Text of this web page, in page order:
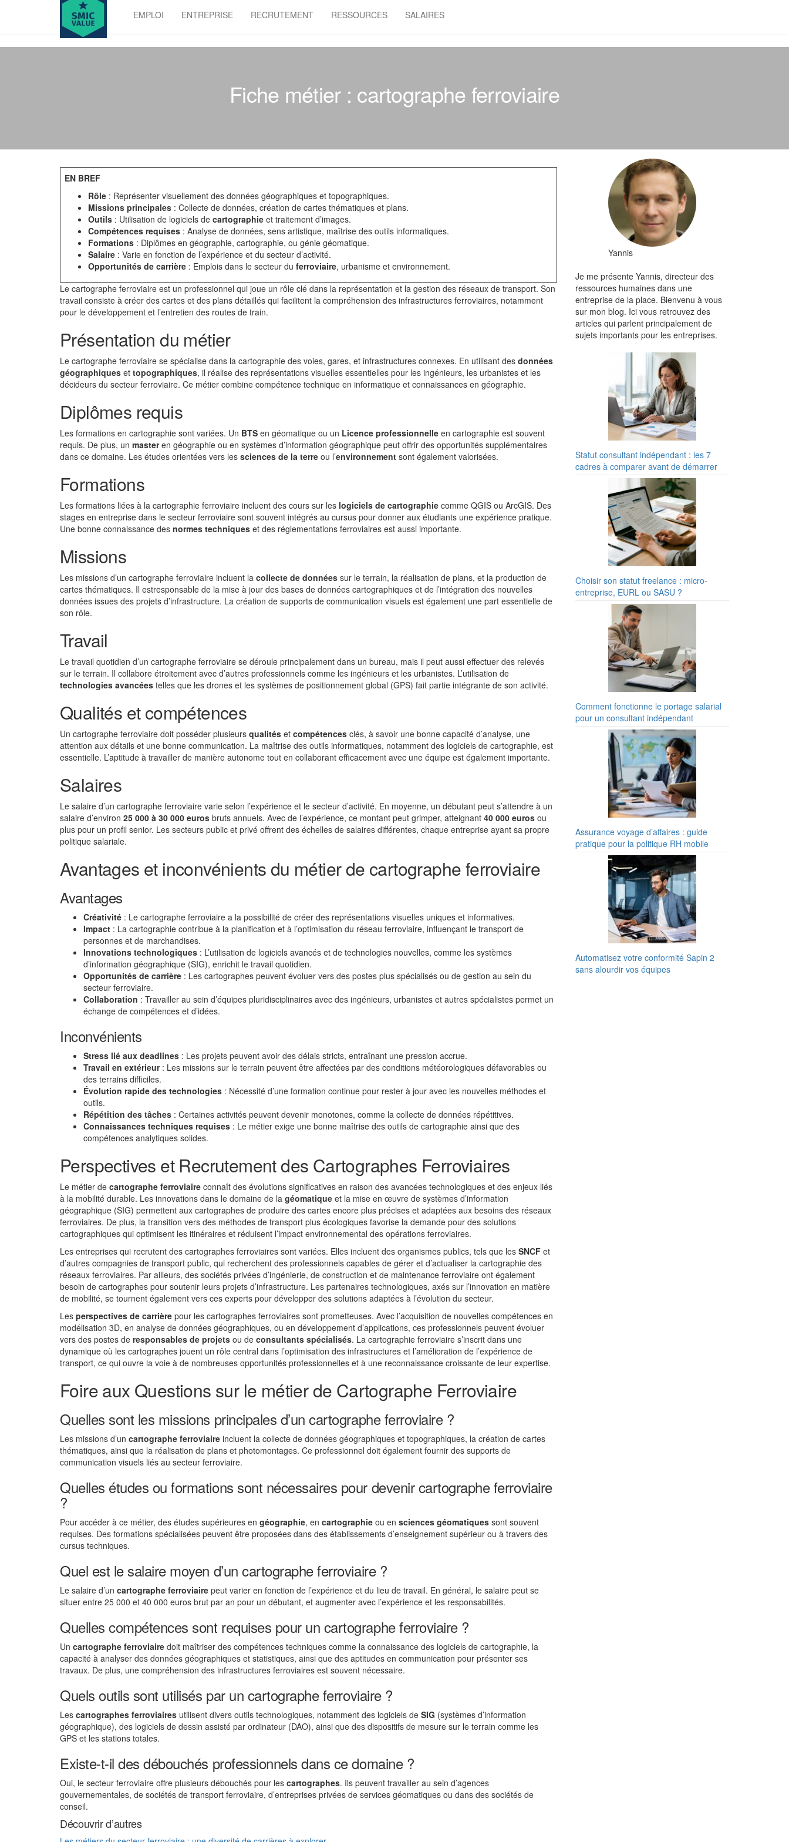
value
EMPLOI ENTREPRISE RECRUTEMENT RESSOURCES SALAIRES
Fiche métier : cartographe ferroviaire
EN BREF
Rôle : Représenter visuellement des données géographiques et topographiques.
Missions principales : Collecte de données, création de cartes thématiques et plans.
Outils : Utilisation de logiciels de cartographie et traitement d’images.
Compétences requises : Analyse de données, sens artistique, maîtrise des outils informatiques.
Formations : Diplômes en géographie, cartographie, ou génie géomatique.
Salaire : Varie en fonction de l’expérience et du secteur d’activité.
Opportunités de carrière : Emplois dans le secteur du ferroviaire, urbanisme et environnement.
Le cartographe ferroviaire est un professionnel qui joue un rôle clé dans la représentation et la gestion des réseaux de transport. Son
travail consiste à créer des cartes et des plans détaillés qui facilitent la compréhension des infrastructures ferroviaires, notamment
pour le développement et l’entretien des routes de train.
Présentation du métier
Le cartographe ferroviaire se spécialise dans la cartographie des voies, gares, et infrastructures connexes. En utilisant des données
géographiques et topographiques, il réalise des représentations visuelles essentielles pour les ingénieurs, les urbanistes et les
décideurs du secteur ferroviaire. Ce métier combine compétence technique en informatique et connaissances en géographie.
Diplômes requis
Les formations en cartographie sont variées. Un BTS en géomatique ou un Licence professionnelle en cartographie est souvent
requis. De plus, un masteren géographie ou en systèmes d’information géographique peut offrir des opportunités supplémentaires
dans ce domaine. Les études orientées vers les sciences de la terre ou l’environnement sont également valorisées.
Formations
Les formations liées à la cartographie ferroviaire incluent des cours sur les logiciels de cartographie comme QGIS ou ArcGIS. Des
stages en entreprise dans le secteur ferroviaire sont souvent intégrés au cursus pour donner aux étudiants une expérience pratique.
Une bonne connaissance des normes techniques et des réglementations ferroviaires est aussi importante.
Missions
Les missions d’un cartographe ferroviaire incluent la collecte de données sur le terrain, la réalisation de plans, et la production de
cartes thématiques. Il estresponsable de la mise à jour des bases de données cartographiques et de l’intégration des nouvelles
données issues des projets d’infrastructure. La création de supports de communication visuels est également une part essentielle de
son rôle.
Travail
Le travail quotidien d’un cartographe ferroviaire se déroule principalement dans un bureau, mais il peut aussi effectuer des relevés
sur le terrain. Il collabore étroitement avec d’autres professionnels comme les ingénieurs et les urbanistes. L’utilisation de
technologies avancées telles que les drones et les systèmes de positionnement global (GPS) fait partie intégrante de son activité.
Qualités et compétences
Un cartographe ferroviaire doit posséder plusieurs qualités et compétences clés, à savoir une bonne capacité d’analyse, une
attention aux détails et une bonne communication. La maîtrise des outils informatiques, notamment des logiciels de cartographie, est
essentielle. L’aptitude à travailler de manière autonome tout en collaborant efficacement avec une équipe est également importante.
Salaires
Le salaire d’un cartographe ferroviaire varie selon l’expérience et le secteur d’activité. En moyenne, un débutant peut s’attendre à un
salaire d’environ 25 000 à 30 000 euros bruts annuels. Avec de l’expérience, ce montant peut grimper, atteignant 40 000 euros ou
plus pour un profil senior. Les secteurs public et privé offrent des échelles de salaires différentes, chaque entreprise ayant sa propre
politique salariale.
Avantages et inconvénients du métier de cartographe ferroviaire
Avantages
Créativité : Le cartographe ferroviaire a la possibilité de créer des représentations visuelles uniques et informatives.
Impact : La cartographie contribue à la planification et à l’optimisation du réseau ferroviaire, influençant le transport de
personnes et de marchandises.
Innovations technologiques : L’utilisation de logiciels avancés et de technologies nouvelles, comme les systèmes
d’information géographique (SIG), enrichit le travail quotidien.
Opportunités de carrière : Les cartographes peuvent évoluer vers des postes plus spécialisés ou de gestion au sein du
secteur ferroviaire.
Collaboration : Travailler au sein d’équipes pluridisciplinaires avec des ingénieurs, urbanistes et autres spécialistes permet un
échange de compétences et d’idées.
Inconvénients
Stress lié aux deadlines : Les projets peuvent avoir des délais stricts, entraînant une pression accrue.
Travail en extérieur: Les missions sur le terrain peuvent être affectées par des conditions météorologiques défavorables ou
des terrains difficiles.
Évolution rapide des technologies : Nécessité d’une formation continue pour rester à jour avec les nouvelles méthodes et
outils.
Répétition des tâches : Certaines activités peuvent devenir monotones, comme la collecte de données répétitives.
Connaissances techniques requises : Le métier exige une bonne maîtrise des outils de cartographie ainsi que des
compétences analytiques solides.
Perspectives et Recrutement des Cartographes Ferroviaires
Le métier de cartographe ferroviaire connaît des évolutions significatives en raison des avancées technologiques et des enjeux liés
à la mobilité durable. Les innovations dans le domaine de la géomatique et la mise en œuvre de systèmes d’information
géographique (SIG) permettent aux cartographes de produire des cartes encore plus précises et adaptées aux besoins des réseaux
ferroviaires. De plus, la transition vers des méthodes de transport plus écologiques favorise la demande pour des solutions
cartographiques qui optimisent les itinéraires et réduisent l’impact environnemental des opérations ferroviaires.
Les entreprises qui recrutent des cartographes ferroviaires sont variées. Elles incluent des organismes publics, tels que les SNCF et
d’autres compagnies de transport public, qui recherchent des professionnels capables de gérer et d’actualiser la cartographie des
réseaux ferroviaires. Par ailleurs, des sociétés privées d’ingénierie, de construction et de maintenance ferroviaire ont également
besoin de cartographes pour soutenir leurs projets d’infrastructure. Les partenaires technologiques, axés sur l’innovation en matière
de mobilité, se tournent également vers ces experts pour développer des solutions adaptées à l’évolution du secteur.
Les perspectives de carrière pour les cartographes ferroviaires sont prometteuses. Avec l’acquisition de nouvelles compétences en
modélisation 3D, en analyse de données géographiques, ou en développement d’applications, ces professionnels peuvent évoluer
vers des postes de responsables de projets ou de consultants spécialisés. La cartographie ferroviaire s’inscrit dans une
dynamique où les cartographes jouent un rôle central dans l’optimisation des infrastructures et l’amélioration de l’expérience de
transport, ce qui ouvre la voie à de nombreuses opportunités professionnelles et à une reconnaissance croissante de leur expertise.
Foire aux Questions sur le métier de Cartographe Ferroviaire
Quelles sont les missions principales d’un cartographe ferroviaire ?
Les missions d’un cartographe ferroviaire incluent la collecte de données géographiques et topographiques, la création de cartes
thématiques, ainsi que la réalisation de plans et photomontages. Ce professionnel doit également fournir des supports de
communication visuels liés au secteur ferroviaire.
Quelles études ou formations sont nécessaires pour devenir cartographe ferroviaire
?
Pour accéder à ce métier, des études supérieures en géographie, en cartographie ou en sciences géomatiques sont souvent
requises. Des formations spécialisées peuvent être proposées dans des établissements d’enseignement supérieur ou à travers des
cursus techniques.
Quel est le salaire moyen d’un cartographe ferroviaire ?
Le salaire d’un cartographe ferroviaire peut varier en fonction de l’expérience et du lieu de travail. En général, le salaire peut se
situer entre 25 000 et 40 000 euros brut par an pour un débutant, et augmenter avec l’expérience et les responsabilités.
Quelles compétences sont requises pour un cartographe ferroviaire ?
Un cartographe ferroviaire doit maîtriser des compétences techniques comme la connaissance des logiciels de cartographie, la
capacité à analyser des données géographiques et statistiques, ainsi que des aptitudes en communication pour présenter ses
travaux. De plus, une compréhension des infrastructures ferroviaires est souvent nécessaire.
Quels outils sont utilisés par un cartographe ferroviaire ?
Les cartographes ferroviaires utilisent divers outils technologiques, notamment des logiciels de SIG (systèmes d’information
géographique), des logiciels de dessin assisté par ordinateur (DAO), ainsi que des dispositifs de mesure sur le terrain comme les
GPS et les stations totales.
Existe-t-il des débouchés professionnels dans ce domaine ?
Oui, le secteur ferroviaire offre plusieurs débouchés pour les cartographes. Ils peuvent travailler au sein d’agences
gouvernementales, de sociétés de transport ferroviaire, d’entreprises privées de services géomatiques ou dans des sociétés de
conseil.
Découvrir d’autres
Yannis
Je me présente Yannis, directeur des
ressources humaines dans une
entreprise de la place. Bienvenu à vous
sur mon blog. Ici vous retrouvez des
articles qui parlent principalement de
sujets importants pour les entreprises.
Statut consultant indépendant : les 7
cadres à comparer avant de démarrer
Choisir son statut freelance : micro-
entreprise, EURL ou SASU ?
Comment fonctionne le portage salarial
pour un consultant indépendant
Assurance voyage d’affaires : guide
pratique pour la politique RH mobile
Automatisez votre conformité Sapin 2
sans alourdir vos équipes